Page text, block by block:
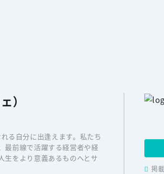
）
る自分に出逢えます。私たち
最前線で活躍する経営者や経
生をより意義あるものへとサ
掲